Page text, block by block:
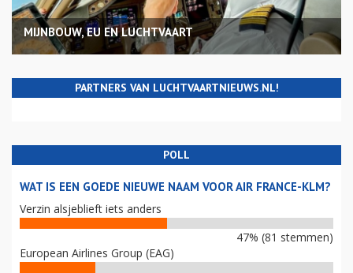
MIJNBOUW, EU EN LUCHTVAART
PARTNERS VAN LUCHTVAARTNIEUWS.NL!
POLL
WAT IS EEN GOEDE NIEUWE NAAM VOOR AIR FRANCE-KLM?
Verzin alsjeblieft iets anders
47% (81 stemmen)
European Airlines Group (EAG)